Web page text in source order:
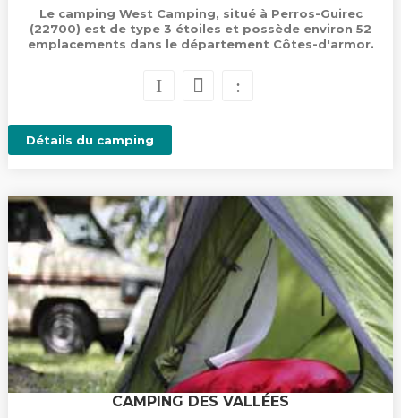
Le camping West Camping, situé à Perros-Guirec
(22700) est de type 3 étoiles et possède environ 52
emplacements dans le département Côtes-d'armor.
Détails du camping
CAMPING DES VALLÉES